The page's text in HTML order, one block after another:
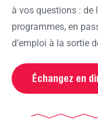
à vos questions : de
programmes, en
d’emploi à la sortie
Échangez en